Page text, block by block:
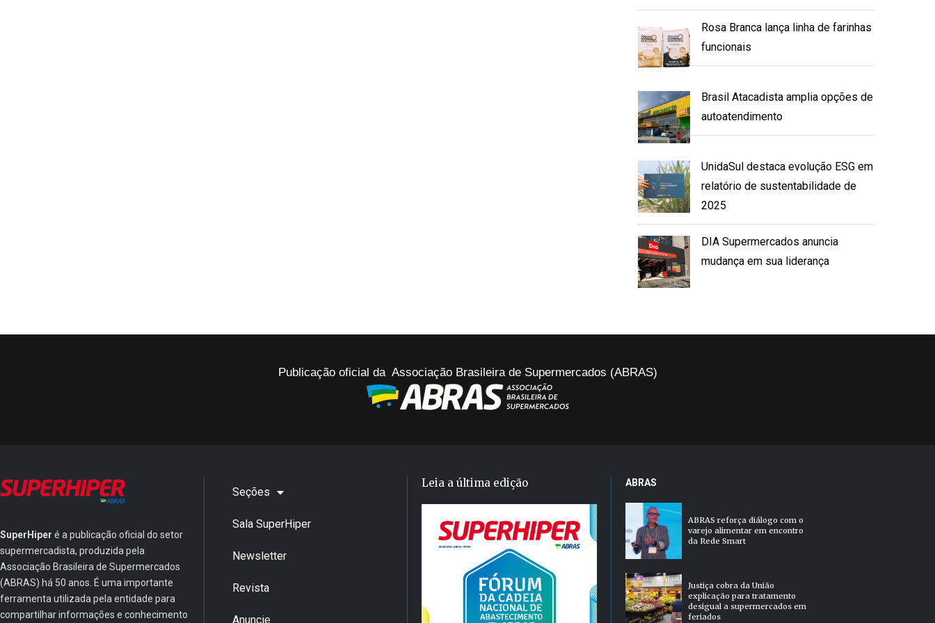
Rosa Branca lança linha de farinhas
funcionais
Brasil Atacadista amplia opções de
autoatendimento
UnidaSul destaca evolução ESG em
relatório de sustentabilidade de
2025
DIA Supermercados anuncia
mudança em sua liderança
Publicação oficial da Associação Brasileira de Supermercados (ABRAS)
SuperHiper é a publicação oficial do setor
supermercadista, produzida pela
Associação Brasileira de Supermercados
(ABRAS) há 50 anos. É uma importante
ferramenta utilizada pela entidade para
compartilhar informações e conhecimento
Seções
Sala SuperHiper
Newsletter
Revista
Anuncie
Leia a última edição ABRAS
ABRAS reforça diálogo com o
varejo alimentar em encontro
da Rede Smart
Justiça cobra da União
explicação para tratamento
desigual a supermercados em
feriados